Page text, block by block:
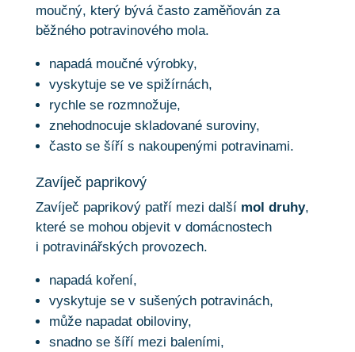
moučný, který bývá často zaměňován za
běžného potravinového mola.
napadá moučné výrobky,
vyskytuje se ve spižírnách,
rychle se rozmnožuje,
znehodnocuje skladované suroviny,
často se šíří s nakoupenými potravinami.
Zavíječ paprikový
Zavíječ paprikový patří mezi další mol druhy,
které se mohou objevit v domácnostech
i potravinářských provozech.
napadá koření,
vyskytuje se v sušených potravinách,
může napadat obiloviny,
snadno se šíří mezi baleními,